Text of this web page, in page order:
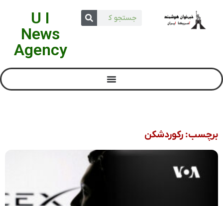
U I
News
Agency
برچسب: رکوردشکن